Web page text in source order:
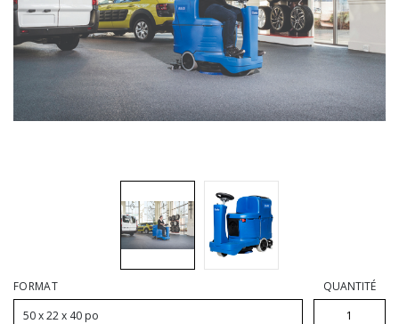
Guenilles et éponges
Hygiène personnelle
Microfibres et linges divers
Poubelles
Vadrouilles, manches et cadres
FORMAT
50 x 22 x 40 po
QUANTITÉ